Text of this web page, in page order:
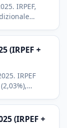
IRPEF,
(IRPEF +
IRPEF
(IRPEF +